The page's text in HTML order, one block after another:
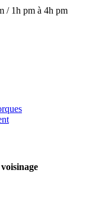
/ 1h pm à 4h pm